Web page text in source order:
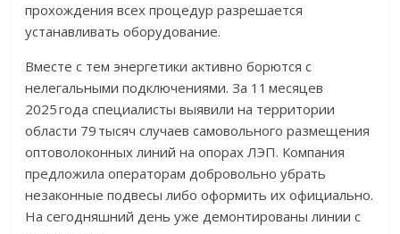
прохождения всех процедур разрешается
устанавливать оборудование.
Вместе с тем энергетики активно борются с
нелегальными подключениями. За 11 месяцев
2025 года специалисты выявили на территории
области 79 тысяч случаев самовольного размещения
оптоволоконных линий на опорах ЛЭП. Компания
предложила операторам добровольно убрать
незаконные подвесы либо оформить их официально.
На сегодняшний день уже демонтированы линии с